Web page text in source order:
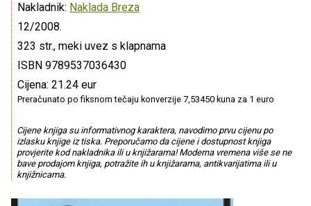
Nakladnik: Naklada Breza
12/2008.
323 str., meki uvez s klapnama
ISBN 9789537036430
Cijena: 21.24 eur
Preračunato po fiksnom tečaju konverzije 7,53450 kuna za 1 euro
Cijene knjiga su informativnog karaktera, navodimo prvu cijenu po
izlasku knjige iz tiska. Preporučamo da cijene i dostupnost knjiga
provjerite kod nakladnika ili u knjižarama! Moderna vremena više se ne
bave prodajom knjiga, potražite ih u knjižarama, antikvarijatima ili u
knjižnicama.